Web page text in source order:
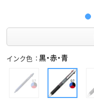
インク色 黒・赤・青